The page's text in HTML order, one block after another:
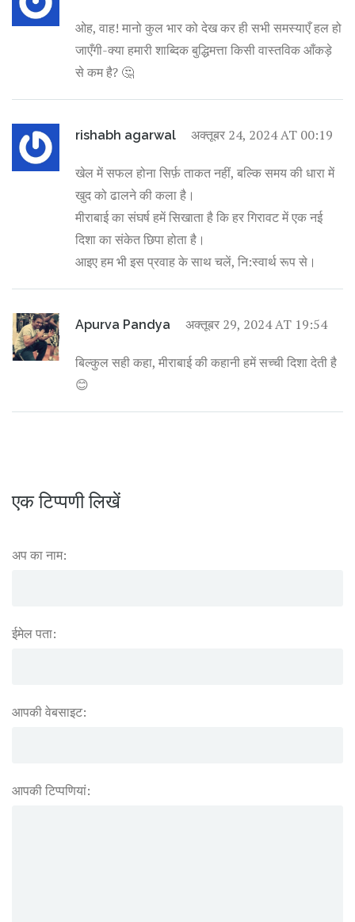
ओह, वाह! मानो कुल भार को देख कर ही सभी समस्याएँ हल हो
जाएँगी-क्या हमारी शाब्दिक बुद्धिमत्ता किसी वास्तविक आँकड़े
से कम है? 🤔
rishabh agarwal अक्तूबर 24, 2024 AT 00:19
खेल में सफल होना सिर्फ़ ताकत नहीं, बल्कि समय की धारा में
खुद को ढालने की कला है।
मीराबाई का संघर्ष हमें सिखाता है कि हर गिरावट में एक नई
दिशा का संकेत छिपा होता है।
आइए हम भी इस प्रवाह के साथ चलें, नि:स्वार्थ रूप से।
Apurva Pandya अक्तूबर 29, 2024 AT 19:54
बिल्कुल सही कहा, मीराबाई की कहानी हमें सच्ची दिशा देती है
😊
एक टिप्पणी लिखें
अप का नाम:
ईमेल पता:
आपकी वेबसाइट:
आपकी टिप्पणियां: